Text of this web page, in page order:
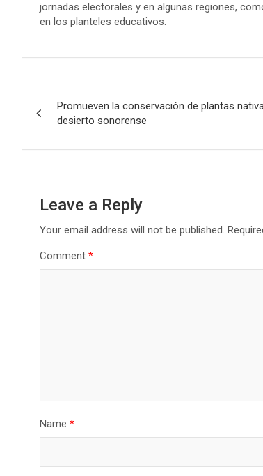
jornadas electorales y en algunas regiones,
en los planteles educativos.
navigation
Promueven la conservación de plantas
desierto sonorense
Leave a Reply
Your email address will not be published.
Comment *
Name *